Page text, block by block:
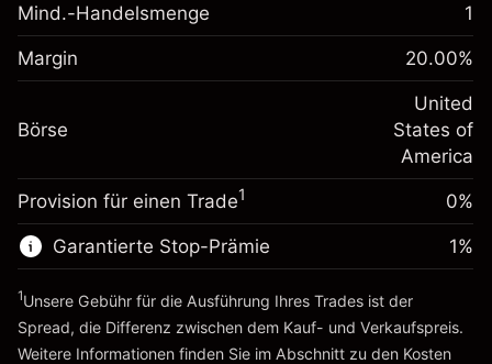
Übernachtfinanzierung
fremdfinanzierten
(-$1.08)
~$5,000.00
Zur Plattform
Margin. Ihre Investition
$1,000.00
Anpassung der
-0.000626
%
(-$0.03)
Positionsgröße mit Hebelwirkung
~$5,000.00
Geld aus Hebelwirkung ~ $
Zur Plattform
Mind.-Handelsmenge 1
Margin 20.00%
Börse
United
States of
America
Provision für einen Trade1 0%
Garantierte Stop-Prämie 1%
1Unsere Gebühr für die Ausführung Ihres Trades ist der
Spread, die Differenz zwischen dem Kauf- und Verkaufspreis.
Weitere Informationen finden Sie im Abschnitt zu den Kosten